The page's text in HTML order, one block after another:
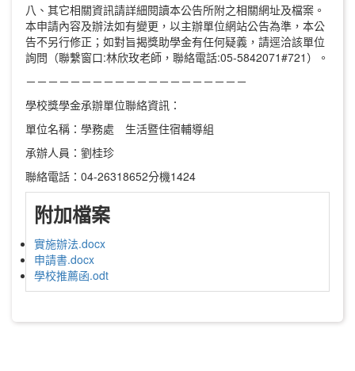
八、其它相關資訊請詳細閱讀本公告所附之相關網址及檔案。
本申請內容及辦法如有變更，以主辦單位網站公告為準，本公
告不另行修正；如對旨揭獎助學金有任何疑義，請逕洽該單位
詢問（聯繫窗口:林欣玫老師，聯絡電話:05-5842071#721）。
－－－－－－－－－－－－－－－－－－－－
學校獎學金承辦單位聯絡資訊：
單位名稱：學務處 生活暨住宿輔導組
承辦人員：劉桂珍
聯絡電話：04-26318652分機1424
附加檔案
實施辦法.docx
申請書.docx
學校推薦函.odt